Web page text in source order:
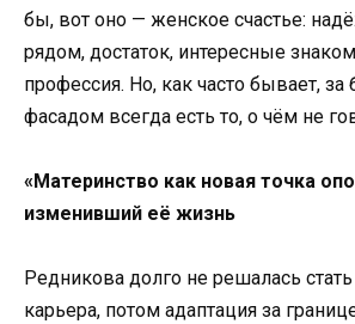
бы, вот оно — женское счастье:
рядом, достаток, интересные
профессия. Но, как часто бывает,
фасадом всегда есть то, о чём не
«Материнство как новая точка
изменивший её жизнь
Редникова долго не решалась
карьера, потом адаптация за